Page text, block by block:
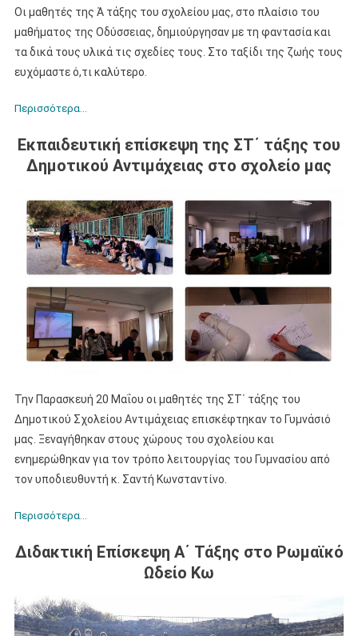
Οι μαθητές της Ά τάξης του σχολείου μας, στο πλαίσιο του
μαθήματος της Οδύσσειας, δημιούργησαν με τη φαντασία και
τα δικά τους υλικά τις σχεδίες τους. Στο ταξίδι της ζωής τους
ευχόμαστε ό,τι καλύτερο.
Περισσότερα…
Εκπαιδευτική επίσκεψη της ΣΤ΄ τάξης του
Δημοτικού Αντιμάχειας στο σχολείο μας
Την Παρασκευή 20 Μαΐου οι μαθητές της ΣΤ΄ τάξης του
Δημοτικού Σχολείου Αντιμάχειας επισκέφτηκαν το Γυμνάσιό
μας. Ξεναγήθηκαν στους χώρους του σχολείου και
ενημερώθηκαν για τον τρόπο λειτουργίας του Γυμνασίου από
τον υποδιευθυντή κ. Σαντή Κωνσταντίνο.
Περισσότερα…
Διδακτική Επίσκεψη Α΄ Τάξης στο Ρωμαϊκό
Ωδείο Κω